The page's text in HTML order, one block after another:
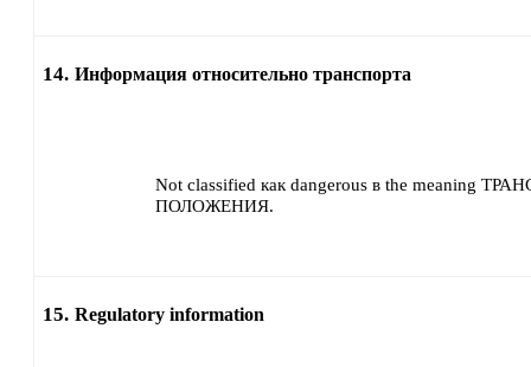
14. Информация относительно транспорта
Not classified как dangerous в the meaning
ПОЛОЖЕНИЯ.
15. Regulatory information